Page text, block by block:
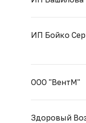
ИП Бойко
ООО "ВентМ"
Здоровый